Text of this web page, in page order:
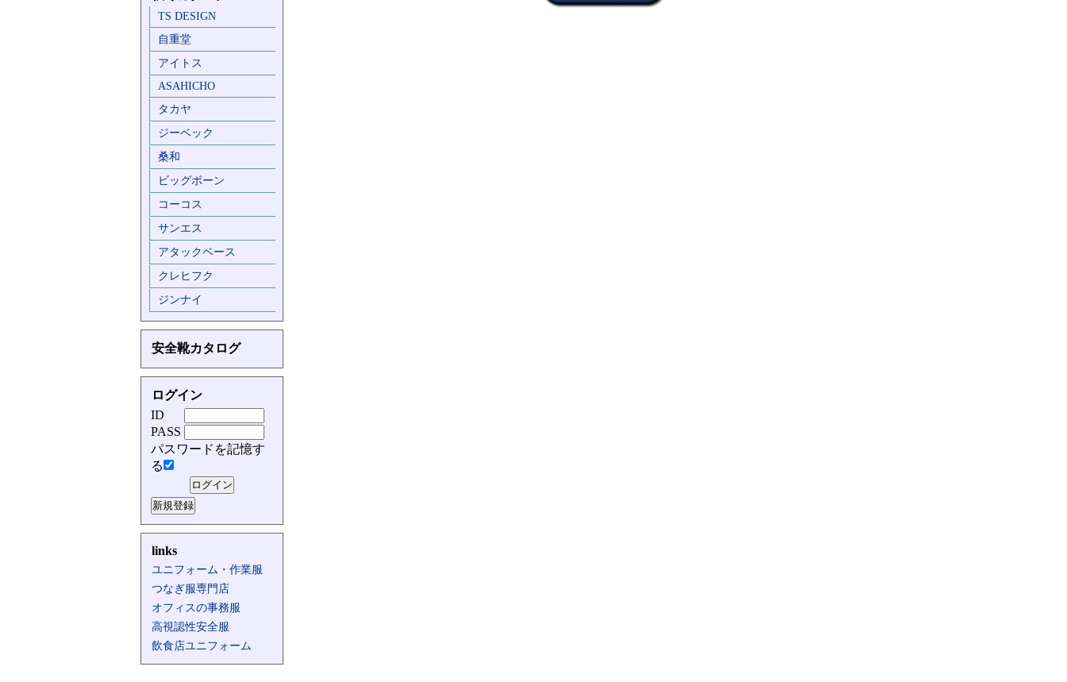
TS DESIGN
自重堂
アイトス
ASAHICHO
タカヤ
ジーベック
桑和
ビッグボーン
コーコス
サンエス
アタックベース
クレヒフク
ジンナイ
安全靴カタログ
ログイン
ID
PASS
パスワードを記憶す
る
links
ユニフォーム・作業服
つなぎ服専門店
オフィスの事務服
高視認性安全服
飲食店ユニフォーム